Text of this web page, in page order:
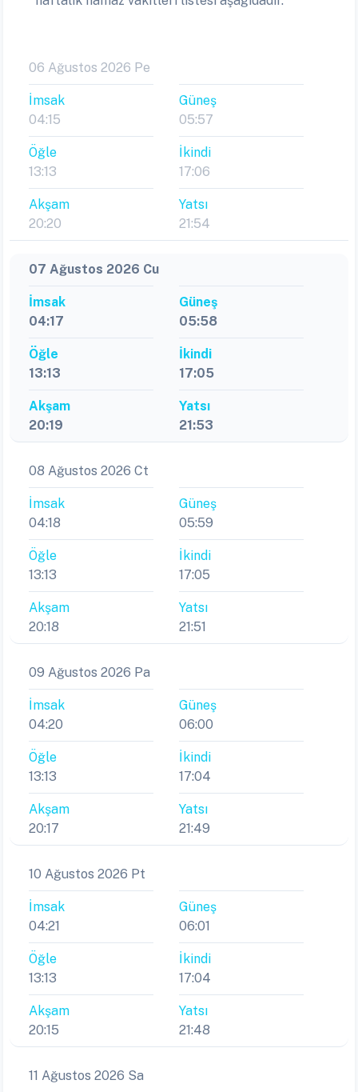
06 Ağustos 2026 Pe
İmsak
04:15
Güneş
05:57
Öğle
13:13
İkindi
17:06
Akşam
20:20
Yatsı
21:54
07 Ağustos 2026 Cu
İmsak
04:17
Güneş
05:58
Öğle
13:13
İkindi
17:05
Akşam
20:19
Yatsı
21:53
08 Ağustos 2026 Ct
İmsak
04:18
Güneş
05:59
Öğle
13:13
İkindi
17:05
Akşam
20:18
Yatsı
21:51
09 Ağustos 2026 Pa
İmsak
04:20
Güneş
06:00
Öğle
13:13
İkindi
17:04
Akşam
20:17
Yatsı
21:49
10 Ağustos 2026 Pt
İmsak
04:21
Güneş
06:01
Öğle
13:13
İkindi
17:04
Akşam
20:15
Yatsı
21:48
11 Ağustos 2026 Sa